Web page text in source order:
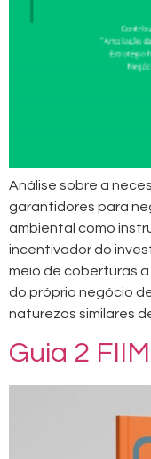
Análise sobre a
garantidores para
ambiental como
incentivador do
meio de coberturas
do próprio negócio
naturezas similares
Guia 2